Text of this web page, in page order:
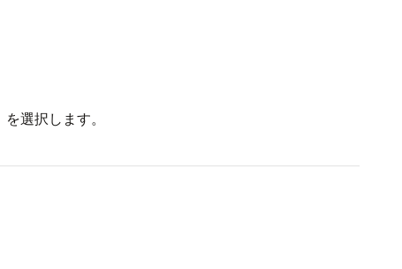
を選択します。